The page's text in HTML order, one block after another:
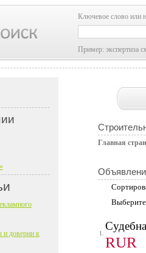
Ключевое слово или
Пример: экспертиза
Главная
1.
RUR
и доверии к